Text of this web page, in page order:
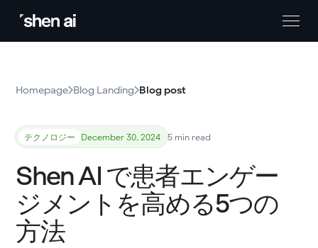
Homepage Blog Landing Blog post
テクノロジー December 30, 2024 5 min read
Shen AI で患者エンゲー
ジメントを高める5つの
方法